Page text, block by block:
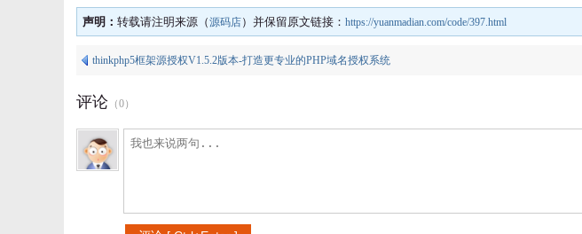
声明： 转载请注明来源（源码店）并保留原文链接： https://yuanmadian.com/code/397.html
thinkphp5框架源授权V1.5.2版本-打造更专业的PHP域名授权系统
评论 （0）